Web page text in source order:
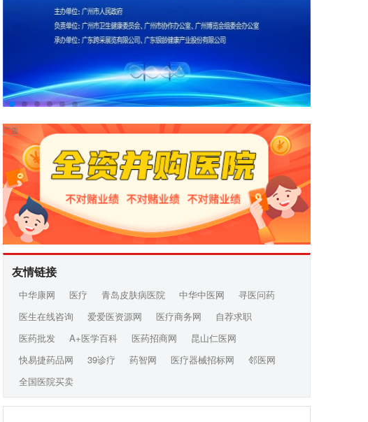
友情链接
中华康网 医疗 青岛皮肤病医院 中华中医网
寻医问药
医生在线咨询
爱爱医资源网 医疗商务网
自荐求职
医药批发
A+医学百科 医药招商网
昆山仁医网
快易捷药品网
39诊疗 药智网 医疗器械招标网
邻医网
全国医院买卖